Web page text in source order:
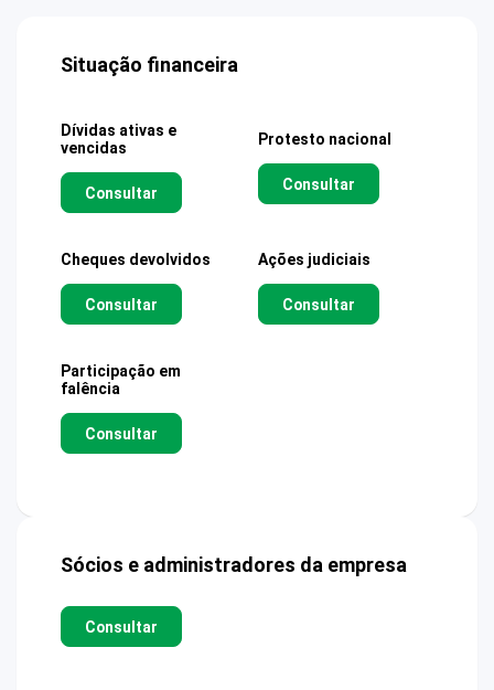
Situação financeira
Dívidas ativas e
vencidas
Consultar
Protesto nacional
Consultar
Cheques devolvidos
Consultar
Ações judiciais
Consultar
Participação em
falência
Consultar
Sócios e administradores da empresa
Consultar